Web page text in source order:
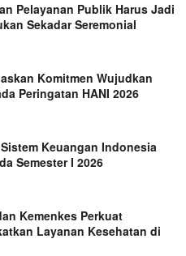
Pelayanan Publik Harus Jadi
Sekadar Seremonial
Komitmen Wujudkan
Peringatan HANI 2026
Keuangan Indonesia
Semester I 2026
Kemenkes Perkuat
Layanan Kesehatan di